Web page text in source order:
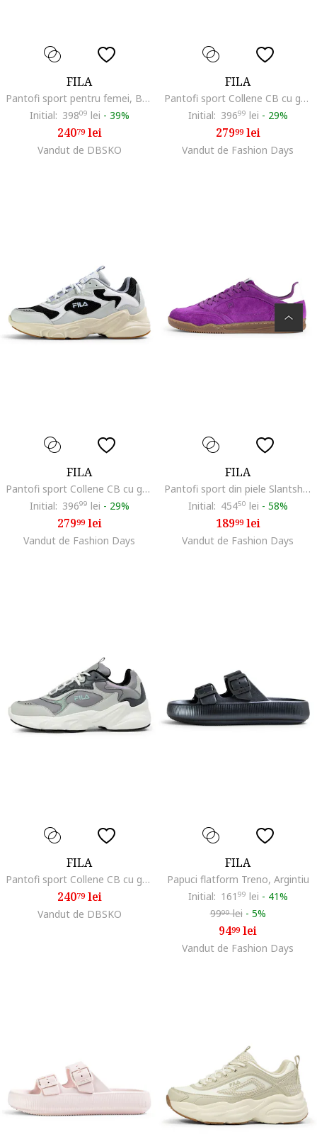
FILA
Pantofi sport pentru femei, BM205938, alb
Initial: 39809 lei - 39%
24079lei
Vandut de DBSKO
FILA
Pantofi sport Collene CB cu garnituri din piele ecologica, Alb murdar/Roz pal
Initial: 39699 lei - 29%
27999lei
Vandut de Fashion Days
FILA
Pantofi sport Collene CB cu garnituri din piele ecologica, Alb/Negru
Initial: 39699 lei - 29%
27999lei
Vandut de Fashion Days
FILA
Pantofi sport din piele Slantshot S, Alb/Ametist
Initial: 45450 lei - 58%
18999lei
Vandut de Fashion Days
FILA
Pantofi sport Collene CB cu garnituri din piele ecologica, Gri
24079lei
Vandut de DBSKO
FILA
Papuci flatform Treno, Argintiu
Initial: 161 99 lei - 41%
9999lei - 5%
9499lei
Vandut de Fashion Days